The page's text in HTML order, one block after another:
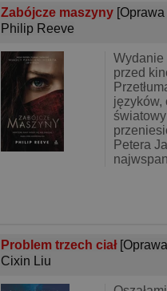
Zabójcze maszyny
Philip Reeve
Wydanie
przed
języków,
Petera
Problem trzech ciał
Cixin Liu